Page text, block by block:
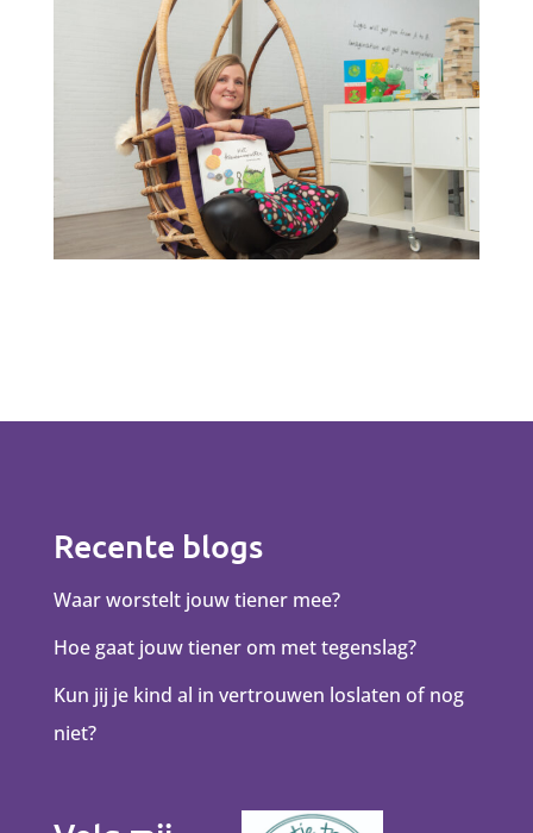
Recente blogs
Waar worstelt jouw tiener mee?
Hoe gaat jouw tiener om met tegenslag?
Kun jij je kind al in vertrouwen loslaten of nog
niet?